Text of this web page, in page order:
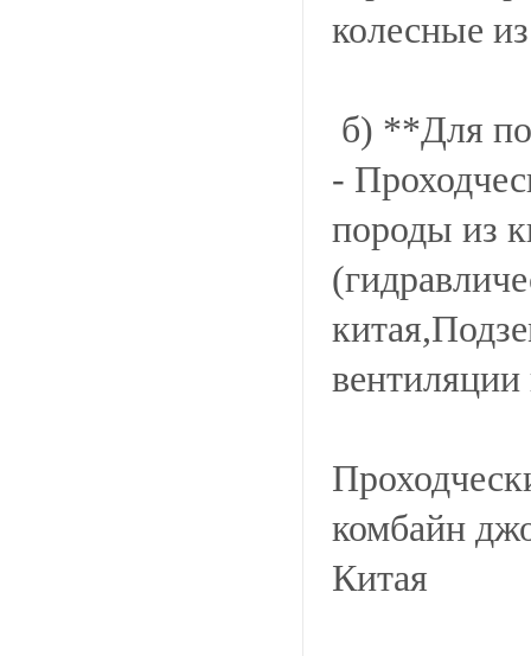
колесные
б) **Для
-
породы из
вентиляции
комбайн
Китая